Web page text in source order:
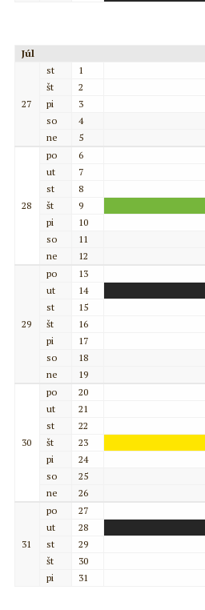
Júl
27
st
1
št
2
pi
3
so
4
ne
5
28
po
6
ut
7
st
8
št
9
pi
10
so
11
ne
12
29
po
13
ut
14
st
15
št
16
pi
17
so
18
ne
19
30
po
20
ut
21
st
22
št
23
pi
24
so
25
ne
26
31
po
27
ut
28
st
29
št
30
pi
31